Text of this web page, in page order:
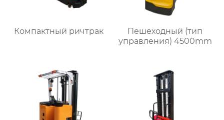
Компактный ричтрак
Пешеходный (тип
управления) 4500mm